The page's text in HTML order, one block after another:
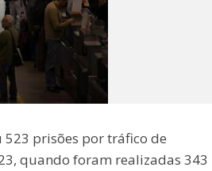
prisões por tráfico de
quando foram realizadas 343